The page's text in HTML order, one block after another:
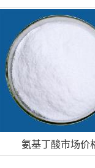
氨基丁酸市场价